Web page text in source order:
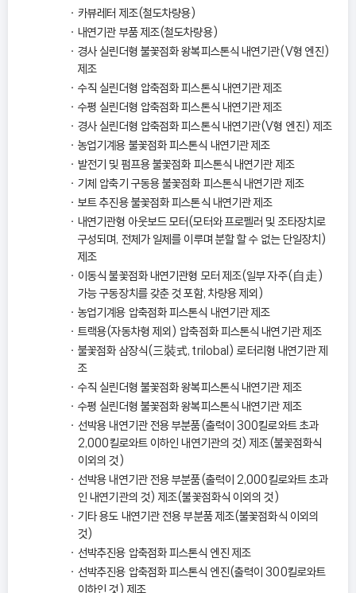
카뷰레터 제조(철도차량용)
내연기관 부품 제조(철도차량용)
경사 실린더형 불꽃점화 왕복피스톤식 내연기관(V형 엔진)
제조
수직 실린더형 압축점화 피스톤식 내연기관 제조
수평 실린더형 압축점화 피스톤식 내연기관 제조
경사 실린더형 압축점화 피스톤식 내연기관(V형 엔진) 제조
농업기계용 불꽃점화 피스톤식 내연기관 제조
발전기 및 펌프용 불꽃점화 피스톤식 내연기관 제조
기체 압축기 구동용 불꽃점화 피스톤식 내연기관 제조
보트 추진용 불꽃점화 피스톤식 내연기관 제조
내연기관형 아웃보드 모터(모터와 프로펠러 및 조타장치로
구성되며, 전체가 일체를 이루며 분할 할 수 없는 단일장치)
제조
이동식 불꽃점화 내연기관형 모터 제조(일부 자주(自走)
가능 구동장치를 갖춘 것 포함, 차량용 제외)
농업기계용 압축점화 피스톤식 내연기관 제조
트랙용(자동차형 제외) 압축점화 피스톤식 내연기관 제조
불꽃점화 삼장식(三裝式, trilobal) 로터리형 내연기관 제
조
수직 실린더형 불꽃점화 왕복피스톤식 내연기관 제조
수평 실린더형 불꽃점화 왕복피스톤식 내연기관 제조
선박용 내연기관 전용 부분품(출력이 300킬로와트 초과
2,000킬로와트 이하인 내연기관의 것) 제조(불꽃점화식
이외의 것)
선박용 내연기관 전용 부분품(출력이 2,000킬로와트 초과
인 내연기관의 것) 제조(불꽃점화식 이외의 것)
기타 용도 내연기관 전용 부분품 제조(불꽃점화식 이외의
것)
선박추진용 압축점화 피스톤식 엔진 제조
선박추진용 압축점화 피스톤식 엔진(출력이 300킬로와트
이하인 것) 제조